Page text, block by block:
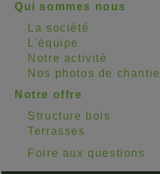
Qui sommes nous
La société
L'équipe
Notre activité
Nos photos de
Notre offre
Structure bois
Terrasses
Foire aux questions